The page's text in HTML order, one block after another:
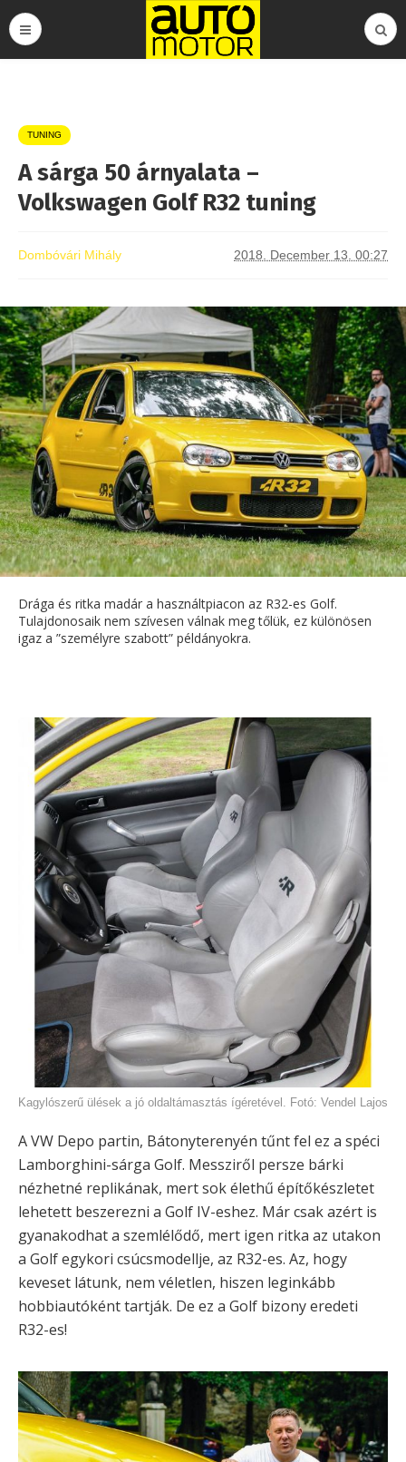
TUNING
A sárga 50 árnyalata –
Volkswagen Golf R32 tuning
Dombóvári Mihály 2018. December 13. 00:27
Drága és ritka madár a használtpiacon az R32-es Golf.
Tulajdonosaik nem szívesen válnak meg tőlük, ez különösen
igaz a ”személyre szabott” példányokra.
Kagylószerű ülések a jó oldaltámasztás ígéretével. Fotó: Vendel Lajos
A VW Depo partin, Bátonyterenyén tűnt fel ez a spéci
Lamborghini-sárga Golf. Messziről persze bárki
nézhetné replikának, mert sok élethű építőkészletet
lehetett beszerezni a Golf IV-eshez. Már csak azért is
gyanakodhat a szemlélődő, mert igen ritka az utakon
a Golf egykori csúcsmodellje, az R32-es. Az, hogy
keveset látunk, nem véletlen, hiszen leginkább
hobbiautóként tartják. De ez a Golf bizony eredeti
R32-es!